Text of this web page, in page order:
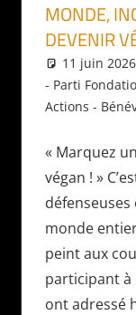
MONDE,
DEVENIR
11 juin 2026
- Parti
Actions -
« Marquez
végan ! »
monde
peint aux
participant à
ont adressé